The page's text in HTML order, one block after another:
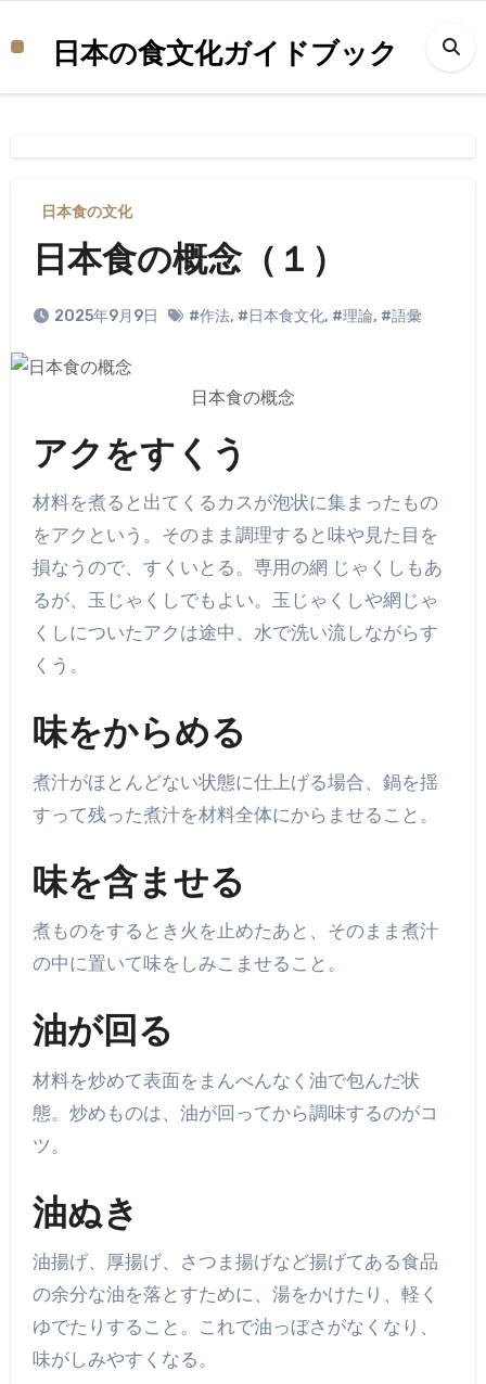
容
日本の食文化ガイドブック
日本食の文化
日本食の概念（１）
2025年9月9日 #作法, #日本食文化, #理論, #語彙
日本食の概念
アクをすくう
材料を煮ると出てくるカスが泡状に集まったもの
をアクという。そのまま調理すると味や見た目を
損なうので、すくいとる。専用の網 じゃくしもあ
るが、玉じゃくしでもよい。玉じゃくしや網じゃ
くしについたアクは途中、水で洗い流しながらす
くう。
味をからめる
煮汁がほとんどない状態に仕上げる場合、鍋を揺
すって残った煮汁を材料全体にからませること。
味を含ませる
煮ものをするとき火を止めたあと、そのまま煮汁
の中に置いて味をしみこませること。
油が回る
材料を炒めて表面をまんべんなく油で包んだ状
態。炒めものは、油が回ってから調味するのがコ
ツ。
油ぬき
油揚げ、厚揚げ、さつま揚げなど揚げてある食品
の余分な油を落とすために、湯をかけたり、軽く
ゆでたりすること。これで油っぼさがなくなり、
味がしみやすくなる。